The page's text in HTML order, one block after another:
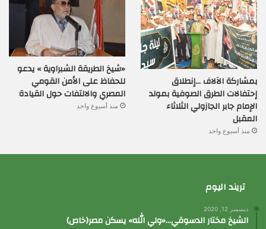
بمشاركة الآلاف …إنطلاق
إحتفالات الطرق الصوفية بمولد
الإمام جابر الجازولي الثلاثاء
المقبل
منذ أسبوع واحد
«شيخ الطريقة الشبراوية » يدعو
للحفاظ على الأمن القومي
المصري والالتفات حول القيادة
منذ أسبوع واحد
تريند اليوم
ديسمبر 12, 2020
الشيخ مختار الدسوقي…«ولي الله» يسكن مصر(خاص)